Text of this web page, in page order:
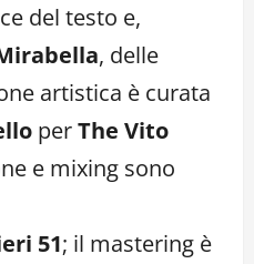
del testo e,
, delle
artistica è curata
perThe Vito
e mixing sono
51; il mastering è